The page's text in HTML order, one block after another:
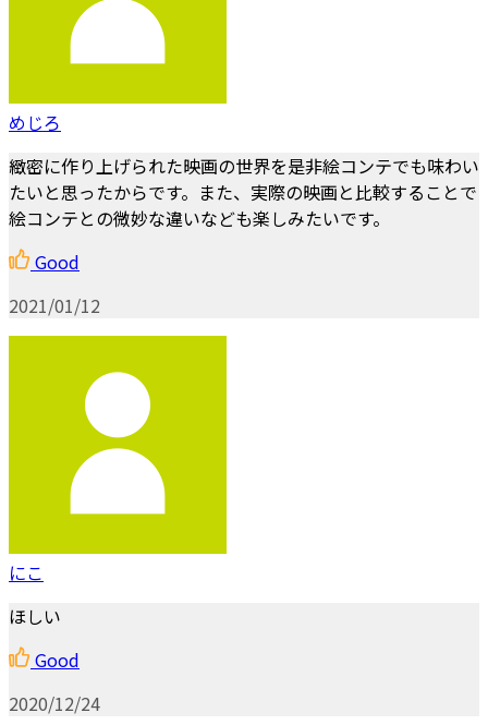
めじろ
緻密に作り上げられた映画の世界を是非絵コンテでも味わい
たいと思ったからです。また、実際の映画と比較することで
絵コンテとの微妙な違いなども楽しみたいです。
Good
2021/01/12
にこ
ほしい
Good
2020/12/24